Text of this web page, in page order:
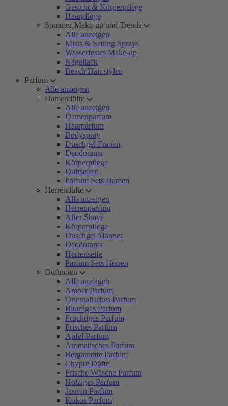
Gesicht & Körperpflege
Haarpflege
Sommer-Make-up und Trends
Alle anzeigen
Mists & Setting Sprays
Wasserfestes Make-up
Nagellack
Beach Hair stylen
Parfum
Alle anzeigen
Damendüfte
Alle anzeigen
Damenparfum
Haarparfum
Bodyspray
Duschgel Frauen
Deodorants
Körperpflege
Duftseifen
Parfum Sets Damen
Herrendüfte
Alle anzeigen
Herrenparfum
After Shave
Körperpflege
Duschgel Männer
Deodorants
Herrenseife
Parfum Sets Herren
Duftnoten
Alle anzeigen
Amber Parfum
Orientalisches Parfum
Blumiges Parfum
Fruchtiges Parfum
Frisches Parfum
Apfel Parfum
Aromatisches Parfum
Bergamotte Parfum
Chypre Düfte
Frische Wäsche Parfum
Holziges Parfum
Jasmin Parfum
Kokos Parfum